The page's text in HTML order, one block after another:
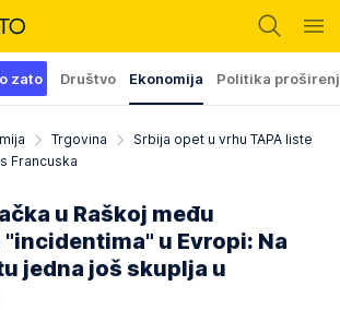
zato Društvo Ekonomija Politika
Trgovina
Srbija opet u vrhu TAPA liste
Francuska
u Raškoj među
u Evropi: Na
jedna još skuplja u